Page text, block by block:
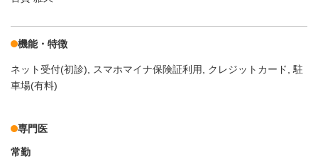
機能・特徴
ネット受付(初診) スマホマイナ保険証利用 クレジットカード
駐
車場(有料)
専門医
常勤